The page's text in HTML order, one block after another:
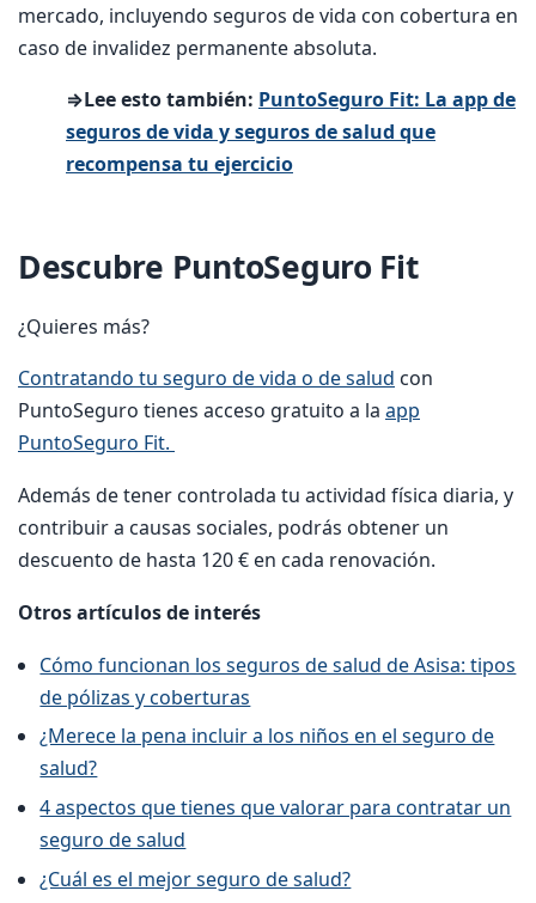
mercado, incluyendo seguros de vida con cobertura en
caso de invalidez permanente absoluta.
⇒Lee esto también: PuntoSeguro Fit: La app de
seguros de vida y seguros de salud que
recompensa tu ejercicio
Descubre PuntoSeguro Fit
¿Quieres más?
Contratando tu seguro de vida o de salud con
PuntoSeguro tienes acceso gratuito a la app
PuntoSeguro Fit.
Además de tener controlada tu actividad física diaria, y
contribuir a causas sociales, podrás obtener un
descuento de hasta 120 € en cada renovación.
Otros artículos de interés
Cómo funcionan los seguros de salud de Asisa: tipos
de pólizas y coberturas
¿Merece la pena incluir a los niños en el seguro de
salud?
4 aspectos que tienes que valorar para contratar un
seguro de salud
¿Cuál es el mejor seguro de salud?